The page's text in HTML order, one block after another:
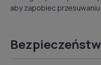
aby zapobiec